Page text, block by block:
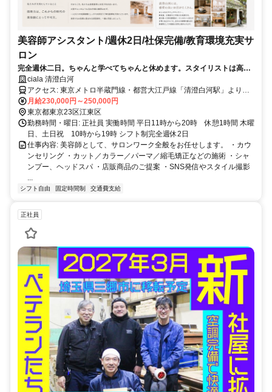
美容師アシスタント/週休2日/社保完備/教育環境充実サ
ロン
完全週休二日。ちゃんと学べてちゃんと休めます。スタイリストは高単
価で高収入。
ciala 清澄白河
アクセス: 東京メトロ半蔵門線・都営大江戸線「清澄白河駅」より徒
歩8分。 A3出口を出て清洲橋通り方面へ直進。 落ち着いた街並みの
月給230,000円～250,000円
東京都東京23区江東区
勤務時間・曜日: 正社員 実働時間 平日11時から20時 休憩1時間 木曜
日、土日祝 10時から19時 シフト制完全週休2日
仕事内容: 美容師として、サロンワーク全般をお任せします。 ・カウ
ンセリング ・カット／カラー／パーマ／縮毛矯正などの施術 ・シャ
ンプー、ヘッドスパ ・店販商品のご提案 ・SNS発信やスタイル撮影
...
シフト自由 固定時間制 交通費支給
正社員